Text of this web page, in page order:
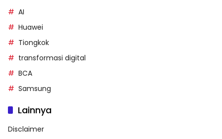
AI
Huawei
Tiongkok
transformasi digital
BCA
Samsung
Lainnya
Disclaimer